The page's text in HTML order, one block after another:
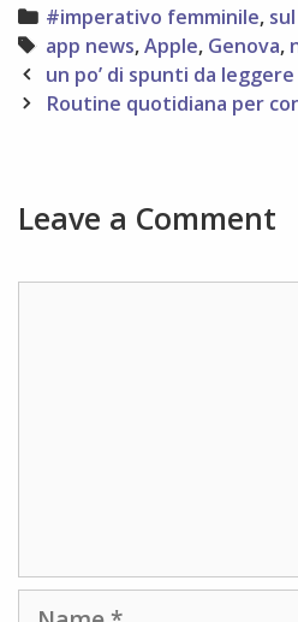
Categories
#imperativo femminile,
Tags
app news,Apple, Genova,
Post
navigation
un po’ di spunti da leggere
Routine quotidiana per
Leave a Comment